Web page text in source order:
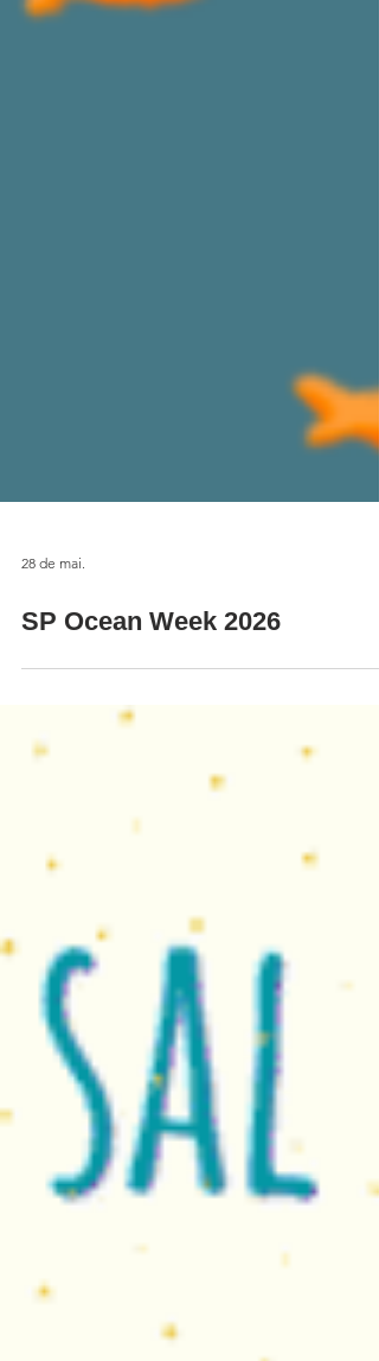
28 de mai.
SP Ocean Week 2026